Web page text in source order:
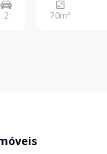
2
ser
70m²